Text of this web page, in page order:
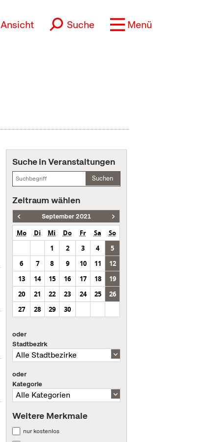
Ansicht Suche Menü
Suche in Veranstaltungen
Suchen
Zeitraum wählen
September 2021
Mo Di Mi Do Fr Sa
So
1
2 3 4
5
6
7 8 9 10 11
12
13
14 15 16 17 18
19
20
21 22 23 24 25
26
27
28 29 30
oder
Stadtbezirk
oder
Kategorie
Weitere Merkmale
nur kostenlos